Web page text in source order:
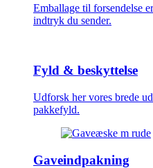
Emballage til forsendelse
indtryk du sender.
Fyld & beskyttelse
Udforsk her vores brede
pakkefyld.
Gaveindpakning